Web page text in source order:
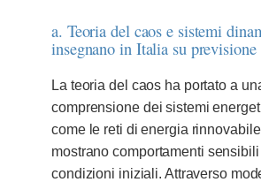
a. Teoria del caos e sistemi
insegnano in Italia su
La teoria del caos ha portato a
comprensione dei sistemi
come le reti di energia
mostrano comportamenti
condizioni iniziali. Attraverso